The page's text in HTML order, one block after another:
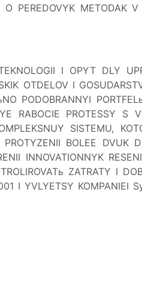
PEREDOVYK METODAK V
I OPYT DLY
OTDELOV I
PODOBRANNYI
RABOCIE PROTESSY S
SISTEMU,
BOLEE DVUK
INNOVATIONNYK
ZATRATY I
I YVLYETSY KOMPANIEI